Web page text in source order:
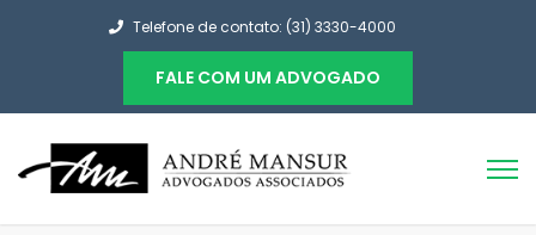
Telefone de contato: (31) 3330-4000
FALE COM UM ADVOGADO